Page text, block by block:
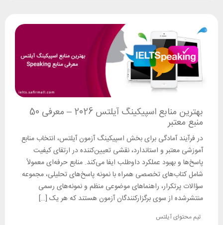
بهترین منابع اسپیکینگ آیلتس 2026 – معرفی 50
منبع معتبر
در فرآیند آمادگی برای بخش اسپیکینگ آزمون آیلتس، انتخاب منابع
آموزشی معتبر و استاندارد، نقشی تعیین‌کننده در ارتقای کیفیت
پاسخ‌ها و بهبود عملکرد داوطلب ایفا می‌کند. منابع حرفه‌ای معمولاً
شامل کتاب‌های تخصصی همراه با نمونه پاسخ‌های تحلیلی، مجموعه
سؤالات پرتکرار، راهنماهای موضوعی منظم و نمونه‌های رسمی
منتشرشده از سوی برگزارکنندگان آزمون هستند که هر یک […]
تیم محتوای آیلتس